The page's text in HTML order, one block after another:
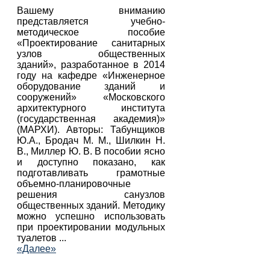
Вашему вниманию
представляется учебно-
методическое пособие
«Проектирование санитарных
узлов общественных
зданий», разработанное в 2014
году на кафедре «Инженерное
оборудование зданий и
сооружений» «Московского
архитектурного института
(государственная академия)»
(МАРХИ). Авторы: Табунщиков
Ю.А., Бродач М. М., Шилкин Н.
В., Миллер Ю. В. В пособии ясно
и доступно показано, как
подготавливать грамотные
объемно-планировочные
решения санузлов
общественных зданий. Методику
можно успешно использовать
при проектировании модульных
туалетов ...
«Далее»